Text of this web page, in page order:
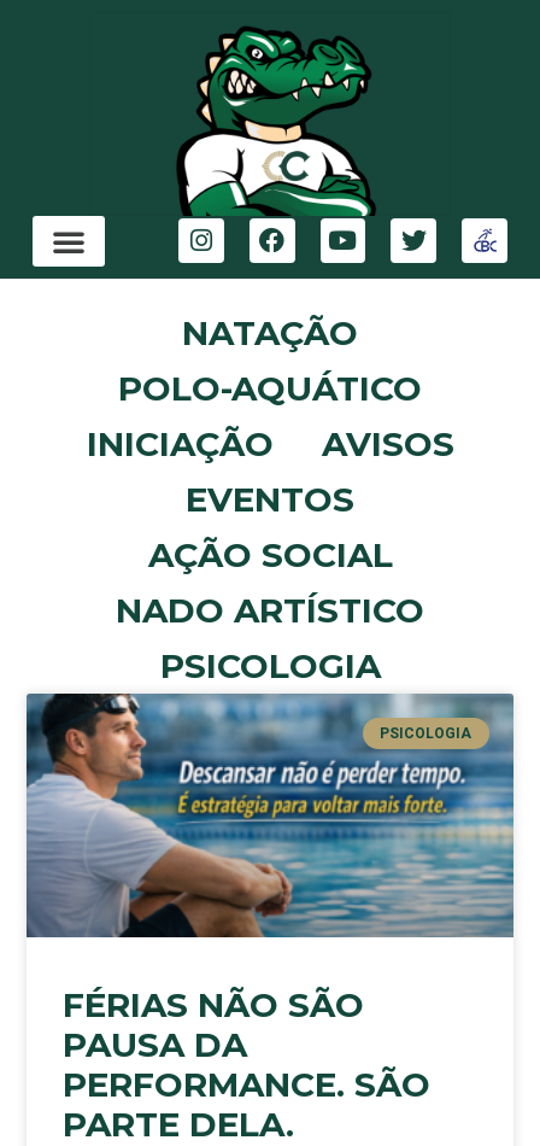
NATAÇÃO
POLO-AQUÁTICO
INICIAÇÃO
AVISOS
EVENTOS
AÇÃO SOCIAL
NADO ARTÍSTICO
PSICOLOGIA
PSICOLOGIA
FÉRIAS NÃO SÃO
PAUSA DA
PERFORMANCE. SÃO
PARTE DELA.